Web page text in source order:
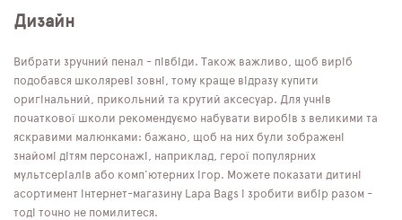
Дизайн
Вибрати зручний пенал - півбіди. Також важливо, щоб виріб
подобався школяреві зовні, тому краще відразу купити
оригінальний, прикольний та крутий аксесуар. Для учнів
початкової школи рекомендуємо набувати виробів з великими та
яскравими малюнками: бажано, щоб на них були зображені
знайомі дітям персонажі, наприклад, герої популярних
мультсеріалів або комп'ютерних ігор. Можете показати дитині
асортимент інтернет-магазину Lapa Bags і зробити вибір разом -
тоді точно не помилитеся.